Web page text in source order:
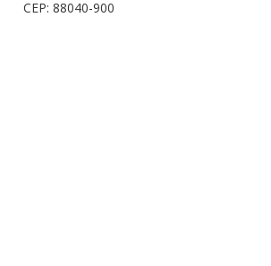
CEP: 88040-900